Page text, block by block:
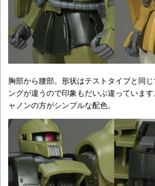
胸部から腰部。形状はテストタイプと同
ングが違うので印象もだいぶ違っていま
ャノンの方がシンプルな配色。